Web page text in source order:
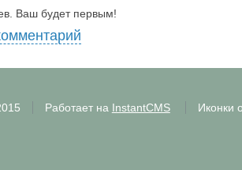
Ваш будет первым!
Работает на InstantCMS Иконки